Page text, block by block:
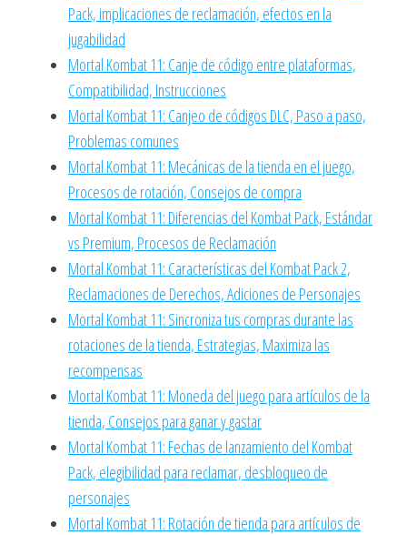
Pack, implicaciones de reclamación, efectos en la
jugabilidad
Mortal Kombat 11: Canje de código entre plataformas,
Compatibilidad, Instrucciones
Mortal Kombat 11: Canjeo de códigos DLC, Paso a paso,
Problemas comunes
Mortal Kombat 11: Mecánicas de la tienda en el juego,
Procesos de rotación, Consejos de compra
Mortal Kombat 11: Diferencias del Kombat Pack, Estándar
vs Premium, Procesos de Reclamación
Mortal Kombat 11: Características del Kombat Pack 2,
Reclamaciones de Derechos, Adiciones de Personajes
Mortal Kombat 11: Sincroniza tus compras durante las
rotaciones de la tienda, Estrategias, Maximiza las
recompensas
Mortal Kombat 11: Moneda del juego para artículos de la
tienda, Consejos para ganar y gastar
Mortal Kombat 11: Fechas de lanzamiento del Kombat
Pack, elegibilidad para reclamar, desbloqueo de
personajes
Mortal Kombat 11: Rotación de tienda para artículos de